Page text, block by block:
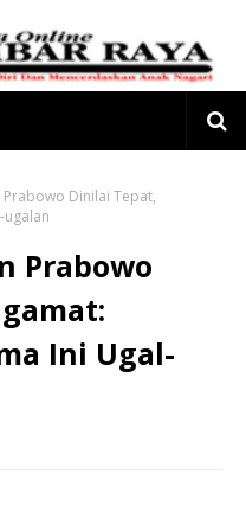
Prabowo Dinilai Tepat,
ugalan
Prabowo
Ini Ugal-